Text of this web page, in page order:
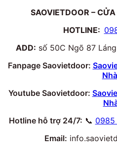
SAOVIETDOOR –
HOTLINE:
ADD: số 50C Ngõ 87
Fanpage Saovietdoor:
Nhà
Youtube Saovietdoor:
Hotline hỗ trợ 24/7: 📞
Email: